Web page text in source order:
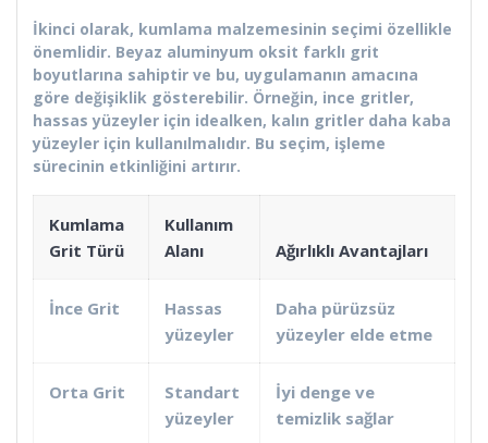
İkinci olarak, kumlama malzemesinin seçimi özellikle
önemlidir. Beyaz aluminyum oksit farklı grit
boyutlarına sahiptir ve bu, uygulamanın amacına
göre değişiklik gösterebilir. Örneğin, ince gritler,
hassas yüzeyler için idealken, kalın gritler daha kaba
yüzeyler için kullanılmalıdır. Bu seçim, işleme
sürecinin etkinliğini artırır.
Kumlama
Grit Türü
Kullanım
Alanı
Ağırlıklı Avantajları
İnce Grit
Hassas
yüzeyler
Daha pürüzsüz
yüzeyler elde etme
Orta Grit
Standart
yüzeyler
İyi denge ve
temizlik sağlar